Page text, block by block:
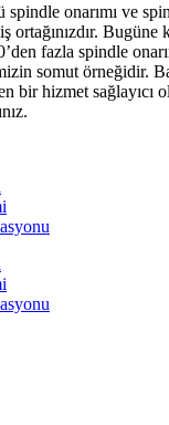
onarımı ve
ortağınızdır. Bugüne
fazla spindle
somut örneğidir.
bir hizmet sağlayıcı